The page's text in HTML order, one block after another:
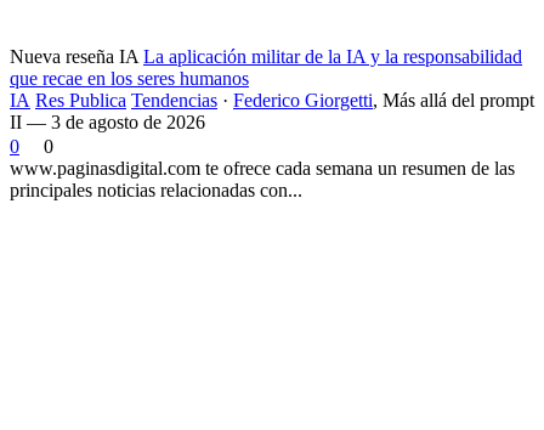
Nueva reseña IA La aplicación militar de la IA y la responsabilidad
que recae en los seres humanos
IA Res Publica Tendencias · Federico Giorgetti, Más allá del prompt
II — 3 de agosto de 2026
0
0
www.paginasdigital.com te ofrece cada semana un resumen de las
principales noticias relacionadas con...